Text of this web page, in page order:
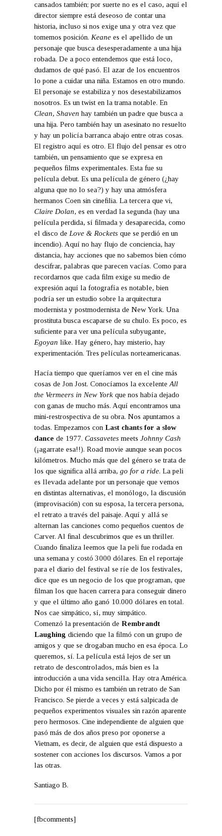
cansados también; por suerte no es el caso, aquí el
director siempre está deseoso de contar una
historia, incluso si nos exige una y otra vez que
tomemos posición. Keane es el apellido de un
personaje que busca desesperadamente a una hija
robada. De a poco entendemos que está loco,
dudamos de qué pasó. El azar de los encuentros
lo pone a cuidar una niña. Estamos en otro mundo.
El personaje se estabiliza y nos desestabilizamos
nosotros. Es un twist en la trama notable. En
Clean, Shaven hay también un padre que busca a
una hija. Pero también hay un asesinato no resuelto
y hay un policía barranca abajo entre otras cosas.
El registro aquí es otro. El flujo del pensar es otro
también, un pensamiento que se expresa en
pequeños films experimentales. Esta fue su
película debut. Es una película de género (¿hay
alguna que no lo sea?) y hay una atmósfera
hermanos Coen sin cinefilia. La tercera que vi,
Claire Dolan, es en verdad la segunda (hay una
película perdida, sí filmada y desaparecida, como
el disco de Love & Rockets que se perdió en un
incendio). Aquí no hay flujo de conciencia, hay
distancia, hay acciones que no sabemos bien cómo
descifrar, palabras que parecen vacías. Como para
recordarnos que cada film exige su medio de
expresión aquí la fotografía es notable, bien
podría ser un estudio sobre la arquitectura
modernista y postmodernista de New York. Una
prostituta busca escaparse de su chulo. Es poco, es
suficiente para ver una película subyugante,
Egoyan like. Hay género, hay misterio, hay
experimentación. Tres películas norteamericanas.
Hacía tiempo que queríamos ver en el cine más
cosas de Jon Jost. Conocíamos la excelente All
the Vermeers in New York que nos había dejado
con ganas de mucho más. Aquí encontramos una
mini-restrospectiva de su obra. Nos apuntamos a
todas. Empezamos con Last chants for a slow
dance de 1977. Cassavetes meets Johnny Cash
(¡agarrate esa!!). Road movie aunque sean pocos
kilómetros. Mucho más que del género se trata de
los que significa allá arriba, go for a ride. La peli
es llevada adelante por un personaje que vemos
en distintas alternativas, el monólogo, la discusión
(improvisación) con su esposa, la tercera persona,
el retrato a través del paisaje. Aquí y allá se
alternan las canciones como pequeños cuentos de
Carver. Al final descubrimos que es un thriller.
Cuando finaliza leemos que la peli fue rodada en
una semana y costó 3000 dólares. En el reportaje
para el diario del festival se ríe de los festivales,
dice que es un negocio de los que programan, que
filman los que hacen carrera para conseguir dinero
y que el último año ganó 10.000 dólares en total.
Nos cae simpático, sí, muy simpático.
Comenzó la presentación de Rembrandt
Laughing diciendo que la filmó con un grupo de
amigos y que se drogaban mucho en esa época. Lo
queremos, sí. La película está lejos de ser un
retrato de descontrolados, más bien es la
introducción a una vida sencilla. Hay otra América.
Dicho por él mismo es también un retrato de San
Francisco. Se pierde a veces y está salpicada de
pequeños experimentos visuales sin razón aparente
pero hermosos. Cine independiente de alguien que
pasó más de dos años preso por oponerse a
Vietnam, es decir, de alguien que está dispuesto a
sostener con acciones los discursos. Vamos a por
las otras.
Santiago B.
[fbcomments]